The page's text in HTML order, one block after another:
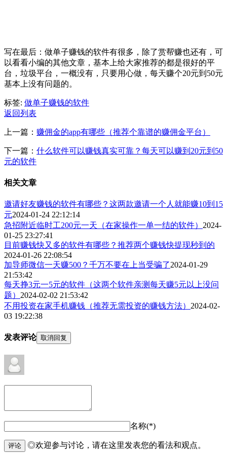
写在最后：做单子赚钱的软件有很多，除了赏帮赚也还有，可
以看看小编的其他文章，基本上给大家推荐的都是很好的平
台，垃圾平台，一概没有，只要用心做，每天赚个20元到50元
基本上没有问题的。
标签: 做单子赚钱的软件
返回列表
上一篇： 赚佣金的app有哪些（推荐个靠谱的赚佣金平台）
下一篇： 什么软件可以赚钱真实可靠？每天可以赚到20元到50
元的软件
相关文章
邀请好友赚钱的软件有哪些？这两款邀请一个人就能赚10到15
元2024-01-24 22:12:14
急招附近临时工200元一天（在家操作一单一结的软件） 2024-
01-25 23:27:41
目前赚钱快又多的软件有哪些？推荐两个赚钱快提现秒到的
2024-01-26 22:08:54
加导师微信一天赚500？千万不要在上当受骗了2024-01-29
21:53:42
​每天挣3元一5元的软件（这两个软件亲测每天赚5元以上没问
题） 2024-02-02 21:53:42
不用投资在家手机赚钱（推荐无需投资的赚钱方法） 2024-02-
03 19:22:38
发表评论 取消回复
名称(*)
评论 ◎欢迎参与讨论，请在这里发表您的看法和观点。